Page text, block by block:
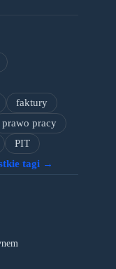
faktury
prawo pracy
PIT
tagi →